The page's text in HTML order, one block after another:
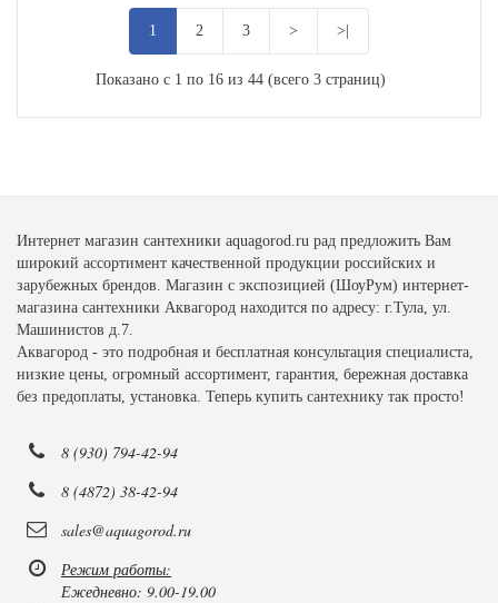
1 2 3 > >|
Показано с 1 по 16 из 44 (всего 3 страниц)
Интернет магазин сантехники aquagorod.ru рад предложить Вам
широкий ассортимент качественной продукции российских и
зарубежных брендов. Магазин с экспозицией (ШоуРум) интернет-
магазина сантехники Аквагород находится по адресу: г.Тула, ул.
Машинистов д.7.
Аквагород - это подробная и бесплатная консультация специалиста,
низкие цены, огромный ассортимент, гарантия, бережная доставка
без предоплаты, установка. Теперь купить сантехнику так просто!
8 (930) 794-42-94
8 (4872) 38-42-94
sales@aquagorod.ru
Режим работы:
Ежедневно: 9.00-19.00